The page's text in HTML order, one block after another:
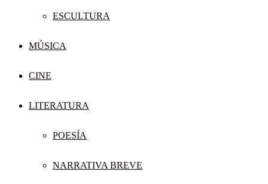
ESCULTURA
MÚSICA
CINE
LITERATURA
POESÍA
NARRATIVA BREVE